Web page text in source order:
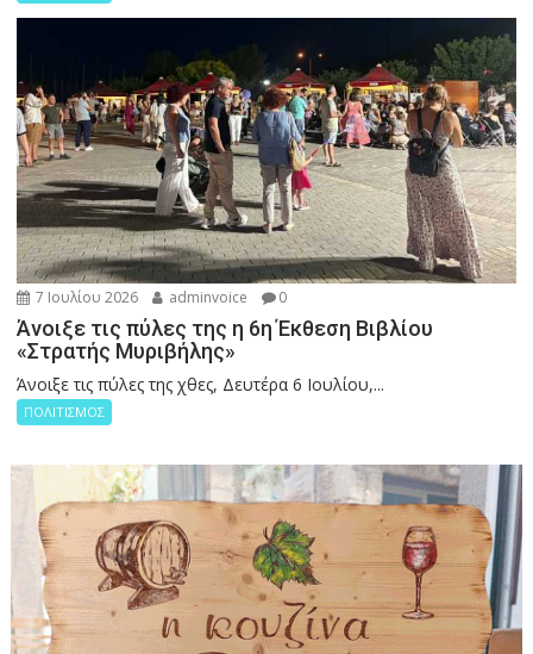
7 Ιουλίου 2026 adminvoice 0
Άνοιξε τις πύλες της η 6η Έκθεση Βιβλίου
«Στρατής Μυριβήλης»
Άνοιξε τις πύλες της χθες, Δευτέρα 6 Ιουλίου,...
ΠΟΛΙΤΙΣΜΟΣ